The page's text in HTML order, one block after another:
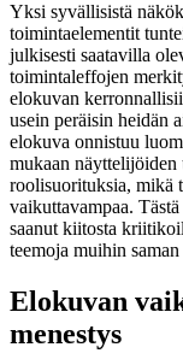
Yksi syvällisistä
toimintaelementit
julkisesti saatavilla
toimintaleffojen
elokuvan
usein peräisin heidän
elokuva onnistuu
mukaan näyttelijöiden
roolisuorituksia, mikä
vaikuttavampaa.
saanut kiitosta
teemoja muihin
Elokuvan
menestys